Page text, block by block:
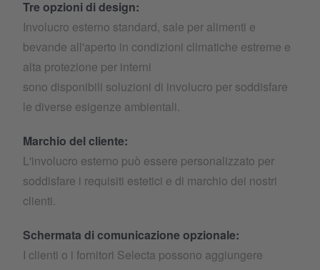
Tre opzioni di design:
Involucro esterno standard, sale per alimenti e
bevande all'aperto in condizioni climatiche estreme e
alta protezione per interni
sono disponibili soluzioni di involucro per soddisfare
le diverse esigenze ambientali.
Marchio del cliente:
L'involucro esterno può essere personalizzato per
soddisfare i requisiti estetici e di marchio dei nostri
clienti.
Schermata di comunicazione opzionale:
I clienti o i fornitori Selecta possono aggiungere